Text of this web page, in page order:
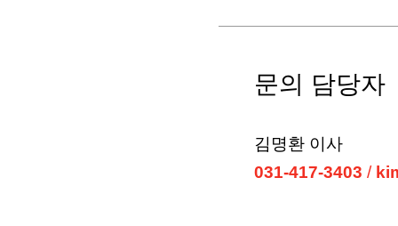
문의 담당자
김명환 이사
031-417-3403 /